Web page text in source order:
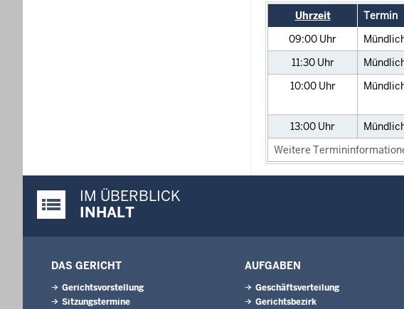
Uhrzeit Termin
09:00 Uhr
11:30 Uhr
10:00 Uhr
13:00 Uhr
Weitere
Justiz-Portal im Überblick:
IM ÜBERBLICK
INHALT
DAS GERICHT
Gerichtsvorstellung
Sitzungstermine
AUFGABEN
Geschäftsverteilung
Gerichtsbezirk